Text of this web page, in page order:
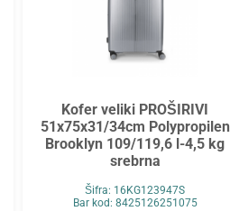
Kofer veliki PROŠIRIVI
51x75x31/34cm Polypropilen
Brooklyn 109/119,6 l-4,5 kg
srebrna
Šifra: 16KG123947S
Bar kod: 8425126251075